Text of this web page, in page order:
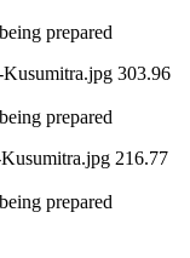
prepared
303.96
prepared
216.77
prepared